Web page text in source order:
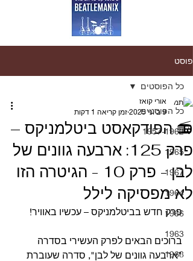
פוסט
כל הפוסטים
1957-1962
1965
1967
1964
1966
1963
1968
כל הפוסטים
📻 הפודקאסט ביטלמניקס –
פרק 125: ארבעה גוונים של
לבן - פרק 10 - הגיטרה הזו
לא מפסיקה לילל
אורי קואז
9 ביוני 2025
זמן קריאה 1 דקות
פרק חדש בביטלמניקס – עכשיו באוויר!
ברוכים הבאים לפרק העשירי בסדרה
"ארבעה גוונים של לבן", סדרה שעוברת